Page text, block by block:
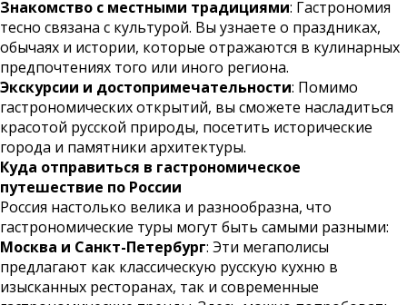
Знакомство с местными традициями: Гастрономия
тесно связана с культурой. Вы узнаете о праздниках,
обычаях и истории, которые отражаются в кулинарных
предпочтениях того или иного региона.
Экскурсии и достопримечательности: Помимо
гастрономических открытий, вы сможете насладиться
красотой русской природы, посетить исторические
города и памятники архитектуры.
Куда отправиться в гастрономическое
путешествие по России
Россия настолько велика и разнообразна, что
гастрономические туры могут быть самыми разными:
Москва и Санкт-Петербург: Эти мегаполисы
предлагают как классическую русскую кухню в
изысканных ресторанах, так и современные